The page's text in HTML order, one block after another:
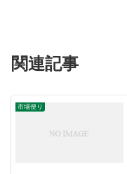
関連記事
市場便り